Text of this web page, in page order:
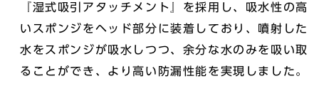
『湿式吸引アタッチメント』を採用し、吸水性の高
いスポンジをヘッド部分に装着しており、噴射した
水をスポンジが吸水しつつ、余分な水のみを吸い取
ることができ、より高い防漏性能を実現しました。